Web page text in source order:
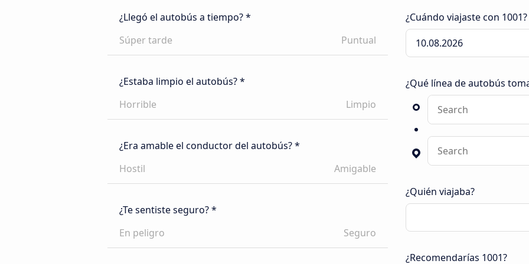
¿Llegó el autobús a tiempo? *
Súper tarde
Puntual
¿Estaba limpio el autobús? *
Horrible
Limpio
¿Era amable el conductor del autobús? *
Hostil
Amigable
¿Te sentiste seguro? *
En peligro
Seguro
¿Cuándo viajaste con 1001?
¿Qué línea de autobús
¿Quién viajaba?
¿Recomendarías 1001?